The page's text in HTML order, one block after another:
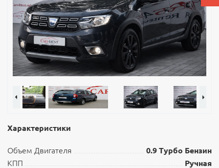
Характеристики
Объем Двигателя
0.9 Турбо Бензин
КПП
Ручная